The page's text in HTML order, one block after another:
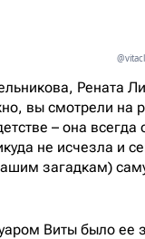
Рената
вы смотрели на
– она
не исчезла и
загадкам)
Виты было